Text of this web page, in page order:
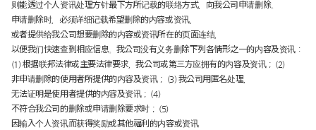
则能透过个人资讯处理方针最下方所记载的联络方式，向我公司申请删除。
申请删除时，必须详细记载希望删除的内容或资讯，
或者提供给我公司想要删除的内容或资讯所在的页面连结，
以便我们快速查到相应信息。我公司没有义务删除下列各情形之一的内容及资讯：
(1) 根据联邦法律或主要法律要求，我公司或第三方应拥有的内容及资讯； (2)
非申请删除的使用者所提供的内容及资讯； (3) 我公司用匿名处理，
无法证明是使用者提供的内容及资讯； (4)
不符合我公司的删除或申请删除要求时； (5)
因输入个人资讯而获得奖励或其他福利的内容或资讯